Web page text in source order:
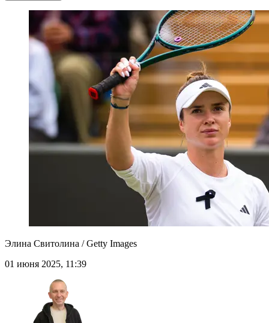
Элина Свитолина / Getty Images
01 июня 2025, 11:39